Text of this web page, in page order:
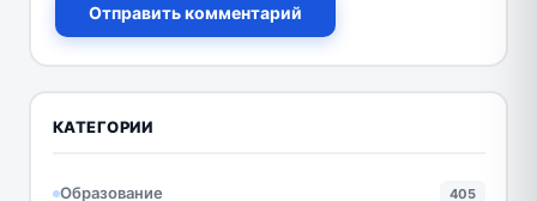
Отправить комментарий
КАТЕГОРИИ
Образование 405